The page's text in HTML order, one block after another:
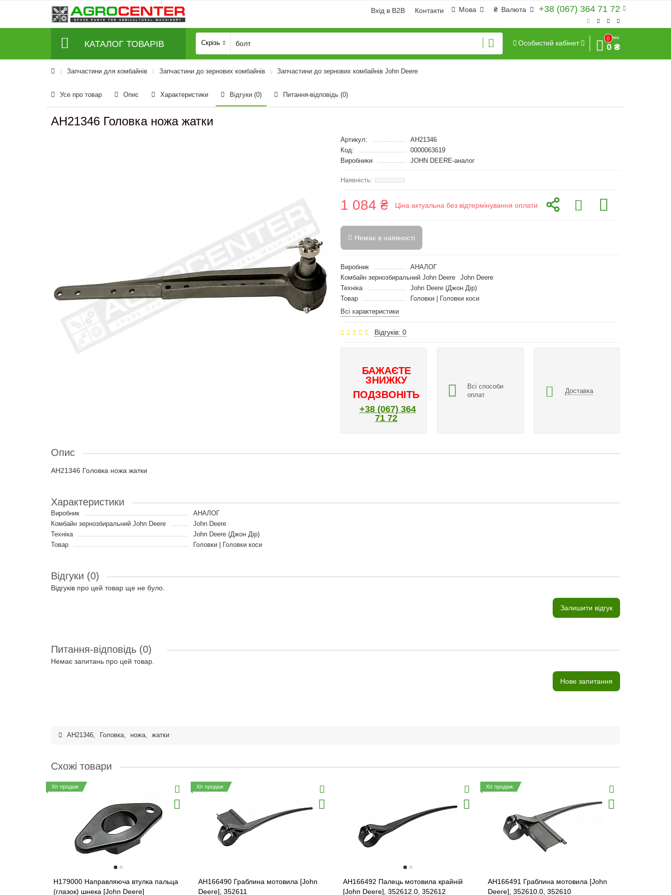
+38 (067) 364 71 72
₴ Валюта
Мова
Вхід в B2B Контакти
КАТАЛОГ ТОВАРІВ Скрізь Особистий кабінет
0
Сума
0 ₴
Запчастини для комбайнів Запчастини до зернових комбайнів Запчастини до зернових комбайнів John Deere
Усе про товар Опис Характеристики Відгуки (0) Питання-відповідь (0)
AH21346 Головка ножа жатки
Артикул:
AH21346
Код:
0000063619
Виробники
JOHN DEERE-аналог
1 084 ₴ Ціна актуальна без відтермінування оплати
Немає в наявності
Виробник
АНАЛОГ
Комбайн зернозбиральний John Deere
John Deere
Техніка
John Deere (Джон Дір)
Товар
Головки | Головки коси
Всі характеристики
Відгуків: 0
БАЖАЄТЕ
ЗНИЖКУ
ПОДЗВОНІТЬ
+38 (067) 364
71 72
Всі способи
оплат
Доставка
Опис
AH21346 Головка ножа жатки
Характеристики
Виробник
АНАЛОГ
Комбайн зернозбиральний John Deere
John Deere
Техніка
John Deere (Джон Дір)
Товар
Головки | Головки коси
Відгуки (0)
Відгуків про цей товар ще не було.
Залишити відгук
Питання-відповідь (0)
Немає запитань про цей товар.
Нове запитання
AH21346, Головка, ножа, жатки
Схожі товари
Хіт продаж
H179000 Направляюча втулка пальца
(глазок) шнека [John Deere]
Хіт продаж
AH166490 Граблина мотовила [John
Deere], 352611
AH166492 Палець мотовила крайній
[John Deere], 352612.0, 352612
Хіт продаж
AH166491 Граблина мотовила [John
Deere], 352610.0, 352610